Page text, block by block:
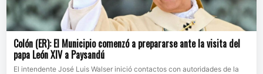
Colón (ER): El Municipio comenzó a prepararse ante la visita del
papa León XIV a Paysandú
El intendente José Luis Walser inició contactos con autoridades de la